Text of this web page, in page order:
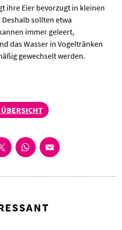
ihre Eier bevorzugt in kleinen
sollten etwa
immer geleert,
das Wasser in Vogeltränken
gewechselt werden.